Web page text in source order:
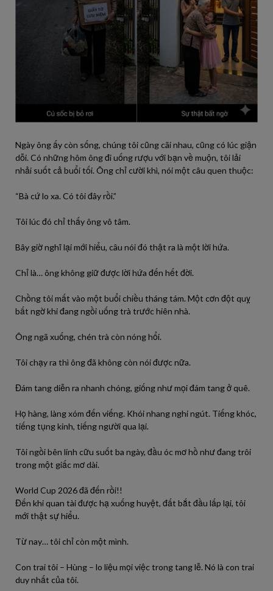
Ngày ông ấy còn sống, chúng tôi cũng cãi nhau, cũng có lúc giận
dỗi. Có những hôm ông đi uống rượu với bạn về muộn, tôi lải
nhải suốt cả buổi tối. Ông chỉ cười khì, nói một câu quen thuộc:
“Bà cứ lo xa. Có tôi đây rồi.”
Tôi lúc đó chỉ thấy ông vô tâm.
Bây giờ nghĩ lại mới hiểu, câu nói đó thật ra là một lời hứa.
Chỉ là… ông không giữ được lời hứa đến hết đời.
Chồng tôi mất vào một buổi chiều tháng tám. Một cơn đột quỵ
bất ngờ khi đang ngồi uống trà trước hiên nhà.
Ông ngã xuống, chén trà còn nóng hổi.
Tôi chạy ra thì ông đã không còn nói được nữa.
Đám tang diễn ra nhanh chóng, giống như mọi đám tang ở quê.
Họ hàng, làng xóm đến viếng. Khói nhang nghi ngút. Tiếng khóc,
tiếng tụng kinh, tiếng người qua lại.
Tôi ngồi bên linh cữu suốt ba ngày, đầu óc mơ hồ như đang trôi
trong một giấc mơ dài.
World Cup 2026 đã đến rồi!!
Đến khi quan tài được hạ xuống huyệt, đất bắt đầu lấp lại, tôi
mới thật sự hiểu.
Từ nay… tôi chỉ còn một mình.
Con trai tôi – Hùng – lo liệu mọi việc trong tang lễ. Nó là con trai
duy nhất của tôi.